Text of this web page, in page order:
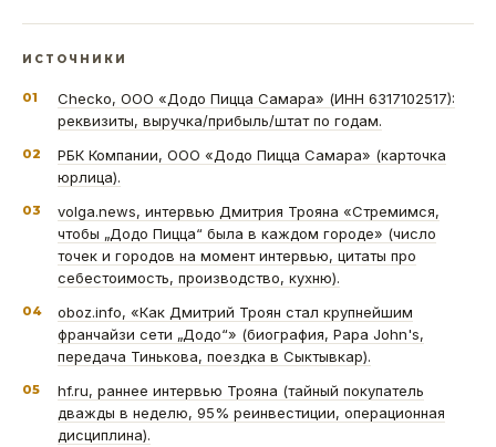
ИСТОЧНИКИ
01
Checko, ООО «Додо Пицца Самара» (ИНН 6317102517):
реквизиты, выручка/прибыль/штат по годам.
02
РБК Компании, ООО «Додо Пицца Самара» (карточка
юрлица).
03
volga.news, интервью Дмитрия Трояна «Стремимся,
чтобы „Додо Пицца“ была в каждом городе» (число
точек и городов на момент интервью, цитаты про
себестоимость, производство, кухню).
04
oboz.info, «Как Дмитрий Троян стал крупнейшим
франчайзи сети „Додо“» (биография, Papa John's,
передача Тинькова, поездка в Сыктывкар).
05
hf.ru, раннее интервью Трояна (тайный покупатель
дважды в неделю, 95% реинвестиции, операционная
дисциплина).